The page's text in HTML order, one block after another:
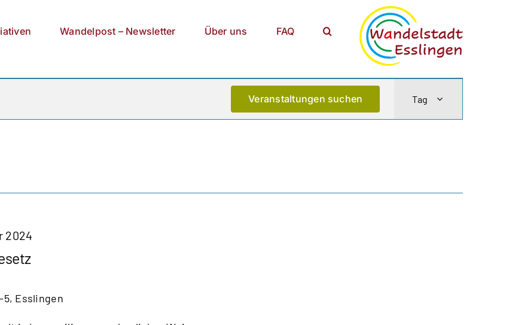
Wandelpost – Newsletter Über uns FAQ
Veranstaltungen suchen
Ansichten-
Navigation
Tag
2024
Esslingen